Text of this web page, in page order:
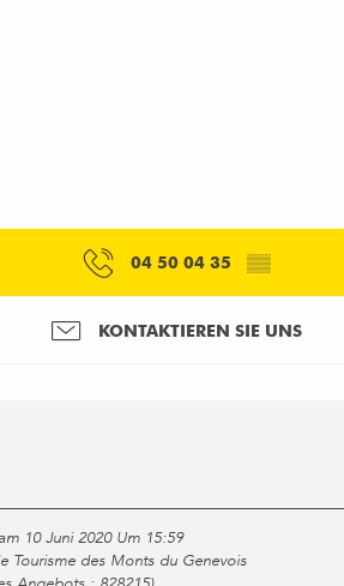
04 50 04 35 ▒▒
KONTAKTIEREN SIE UNS
10 Juni 2020 Um 15:59
Tourisme des Monts du Genevois